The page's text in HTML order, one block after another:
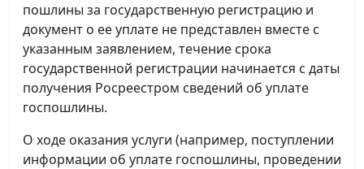
пошлины за государственную регистрацию и
документ о ее уплате не представлен вместе с
указанным заявлением, течение срока
государственной регистрации начинается с даты
получения Росреестром сведений об уплате
госпошлины.
О ходе оказания услуги (например, поступлении
информации об уплате госпошлины, проведении